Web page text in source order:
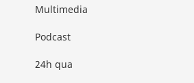
Multimedia
Podcast
24h qua